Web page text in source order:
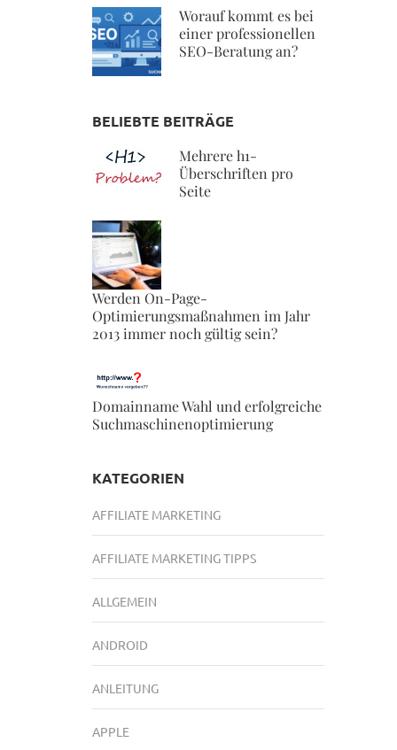
Worauf kommt es bei
einer professionellen
SEO-Beratung an?
BELIEBTE BEITRÄGE
Mehrere h1-
Überschriften pro
Seite
Werden On-Page-
Optimierungsmaßnahmen im Jahr
2013 immer noch gültig sein?
Domainname Wahl und erfolgreiche
Suchmaschinenoptimierung
KATEGORIEN
AFFILIATE MARKETING
AFFILIATE MARKETING TIPPS
ALLGEMEIN
ANDROID
ANLEITUNG
APPLE